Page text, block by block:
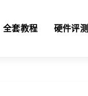
全套教程 硬件评测